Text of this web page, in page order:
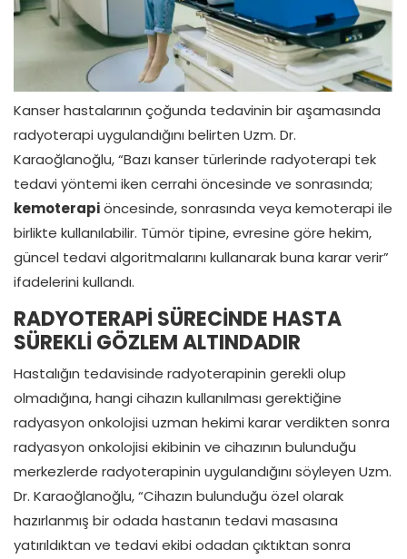
Kanser hastalarının çoğunda tedavinin bir aşamasında
radyoterapi uygulandığını belirten Uzm. Dr.
Karaoğlanoğlu, “Bazı kanser türlerinde radyoterapi tek
tedavi yöntemi iken cerrahi öncesinde ve sonrasında;
kemoterapiöncesinde, sonrasında veya kemoterapi ile
birlikte kullanılabilir. Tümör tipine, evresine göre hekim,
güncel tedavi algoritmalarını kullanarak buna karar verir”
ifadelerini kullandı.
RADYOTERAPİ SÜRECİNDE HASTA
SÜREKLİ GÖZLEM ALTINDADIR
Hastalığın tedavisinde radyoterapinin gerekli olup
olmadığına, hangi cihazın kullanılması gerektiğine
radyasyon onkolojisi uzman hekimi karar verdikten sonra
radyasyon onkolojisi ekibinin ve cihazının bulunduğu
merkezlerde radyoterapinin uygulandığını söyleyen Uzm.
Dr. Karaoğlanoğlu, “Cihazın bulunduğu özel olarak
hazırlanmış bir odada hastanın tedavi masasına
yatırıldıktan ve tedavi ekibi odadan çıktıktan sonra